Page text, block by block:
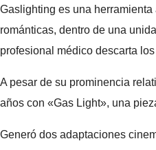
Gaslighting es una
románticas, dentro de una
profesional médico descarta
A pesar de su prominencia
años con «Gas Light», una
Generó dos adaptaciones